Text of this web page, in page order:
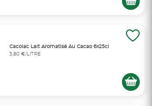
Cacolac Lait Aromatisé Au Cacao 6x25cl
3,80 €/LITRE